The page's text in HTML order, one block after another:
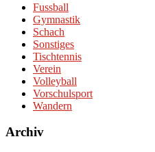
Fussball
Gymnastik
Schach
Sonstiges
Tischtennis
Verein
Volleyball
Vorschulsport
Wandern
Archiv